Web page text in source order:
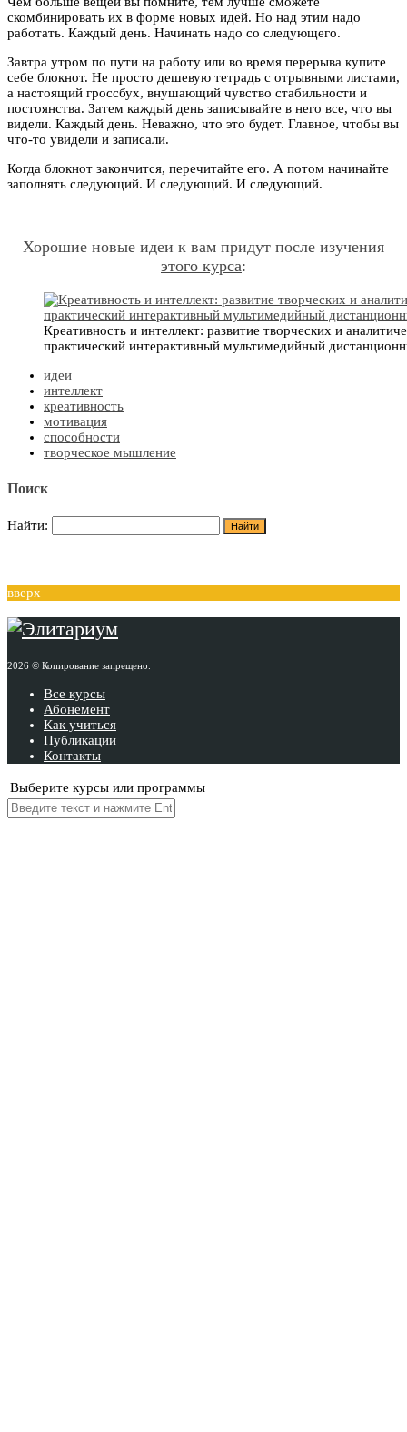
скомбинировать их в форме новых идей. Но над этим надо
работать. Каждый день. Начинать надо со следующего.
Завтра утром по пути на работу или во время перерыва купите
себе блокнот. Не просто дешевую тетрадь с отрывными листами,
а настоящий гроссбух, внушающий чувство стабильности и
постоянства. Затем каждый день записывайте в него все, что вы
видели. Каждый день. Неважно, что это будет. Главное, чтобы вы
что-то увидели и записали.
Когда блокнот закончится, перечитайте его. А потом начинайте
заполнять следующий. И следующий. И следующий.
Хорошие новые идеи к вам придут после изучения
этого курса:
Креативность и интеллект: развитие творческих и
практический интерактивный мультимедийный
идеи
интеллект
креативность
мотивация
способности
творческое мышление
Поиск
Найти:
вверх
2026 © Копирование запрещено.
Все курсы
Абонемент
Как учиться
Публикации
Контакты
Выберите курсы или программы